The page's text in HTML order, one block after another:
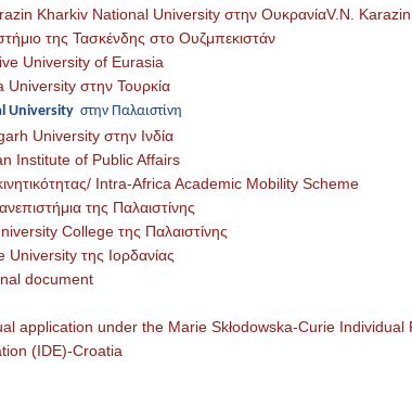
Kharkiv National University στην ΟυκρανίαV.N.
της Τασκένδης στο Ουζμπεκιστάν
University of Eurasia
στην Τουρκία
University στην Παλαιστίνη
University στην Ινδία
Institute of Public Affairs
Intra-Africa Academic Mobility Scheme
της Παλαιστίνης
College της Παλαιστίνης
της Ιορδανίας
document
application under the Marie Skłodowska-Curie Individual
(IDE)-Croatia